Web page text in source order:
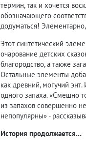
термин, так и хочется
обозначающего
додуматься!
Этот синтетический
очарование детских
благородство, а также
Остальные элементы
как древний, могучий
одного запаха. «Смешно
из запахов совершенно
непопулярны» -
История продолжается…